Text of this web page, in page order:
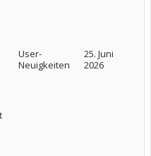
User-
Neuigkeiten
25. Juni
2026